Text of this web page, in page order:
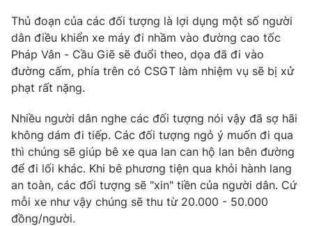
Phim VTV
Hậu trường
Nhân vật
Giải sao mai
Giải trí
Điện ảnh
Âm nhạc
Sao
Đời sống
Du lịch
Làm đẹp
Chất lượng cuộc sống
Giáo dục
Tuyển sinh
Học trực tuyến
Công nghệ
Hitech Công nghệ tương lai
Sản phẩm
Giao lưu trực tuyến
Thủ đoạn của các đối tượng là lợi dụng một số người
dân điều khiển xe máy đi nhầm vào đường cao tốc
Pháp Vân - Cầu Giẽ sẽ đuổi theo, dọa đã đi vào
đường cấm, phía trên có CSGT làm nhiệm vụ sẽ bị xử
phạt rất nặng.
Nhiều người dân nghe các đối tượng nói vậy đã sợ hãi
không dám đi tiếp. Các đối tượng ngỏ ý muốn đi qua
thì chúng sẽ giúp bê xe qua lan can hộ lan bên đường
để đi lối khác. Khi bê phương tiện qua khỏi hành lang
an toàn, các đối tượng sẽ "xin" tiền của người dân. Cứ
mỗi xe như vậy chúng sẽ thu từ 20.000 - 50.000
đồng/người.